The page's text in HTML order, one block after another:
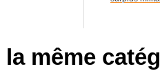
même